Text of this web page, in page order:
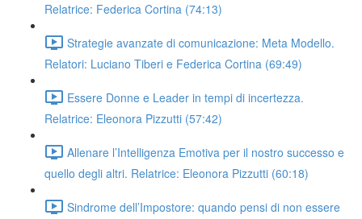
Relatrice: Federica Cortina (74:13)
Strategie avanzate di comunicazione: Meta Modello.
Relatori: Luciano Tiberi e Federica Cortina (69:49)
Essere Donne e Leader in tempi di incertezza.
Relatrice: Eleonora Pizzutti (57:42)
Allenare l’Intelligenza Emotiva per il nostro successo e
quello degli altri. Relatrice: Eleonora Pizzutti (60:18)
Sindrome dell’Impostore: quando pensi di non essere